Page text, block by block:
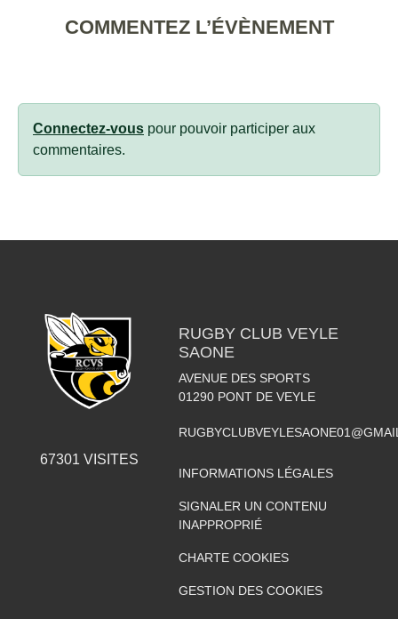
COMMENTEZ L’ÉVÈNEMENT
Connectez-vous pour pouvoir participer aux
commentaires.
67301 VISITES
RUGBY CLUB VEYLE
SAONE
AVENUE DES SPORTS
01290 PONT DE VEYLE
INFORMATIONS LÉGALES
SIGNALER UN CONTENU
INAPPROPRIÉ
CHARTE COOKIES
GESTION DES COOKIES